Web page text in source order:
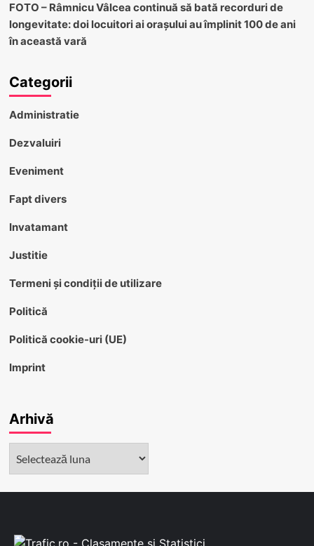
FOTO – Râmnicu Vâlcea continuă să bată recorduri de
longevitate: doi locuitori ai orașului au împlinit 100 de ani
în această vară
Categorii
Administratie
Dezvaluiri
Eveniment
Fapt divers
Invatamant
Justitie
Termeni și condiții de utilizare
Politică
Politică cookie-uri (UE)
Imprint
Arhivă